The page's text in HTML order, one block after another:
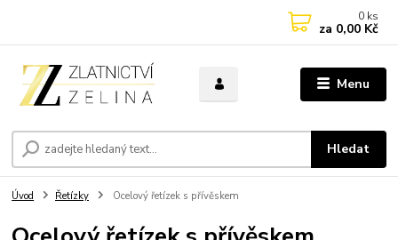
Menu
Hledat
0 ks
za 0,00 Kč
Úvod Řetízky Ocelový řetízek s přívěskem